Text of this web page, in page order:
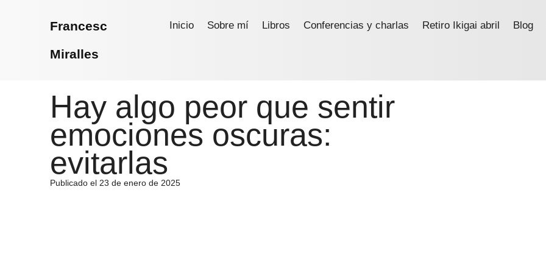
Francesc
Miralles
Inicio Sobre mí Libros Conferencias y charlas Retiro Ikigai abril Blog
Hay algo peor que sentir
emociones oscuras:
evitarlas
Publicado el 23 de enero de 2025